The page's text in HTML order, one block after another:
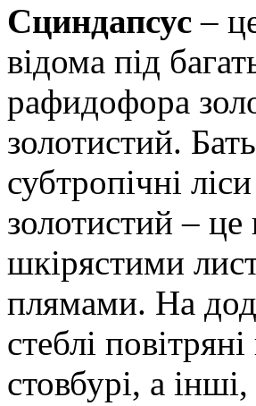
Сциндапсус –
відома під
рафидофора
золотистий.
субтропічні
золотистий –
шкірястими
плямами. На
стеблі
стовбурі, а